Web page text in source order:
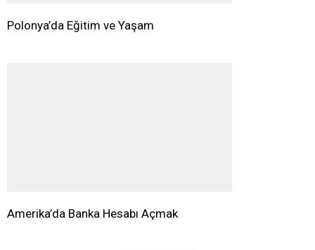
Polonya’da Eğitim ve Yaşam
Amerika’da Banka Hesabı Açmak